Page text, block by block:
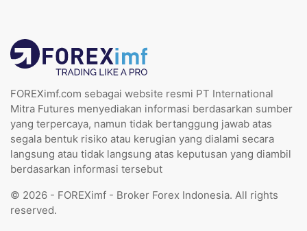
FOREXimf.com sebagai website resmi PT International
Mitra Futures menyediakan informasi berdasarkan sumber
yang terpercaya, namun tidak bertanggung jawab atas
segala bentuk risiko atau kerugian yang dialami secara
langsung atau tidak langsung atas keputusan yang diambil
berdasarkan informasi tersebut
© 2026 - FOREXimf - Broker Forex Indonesia. All rights
reserved.